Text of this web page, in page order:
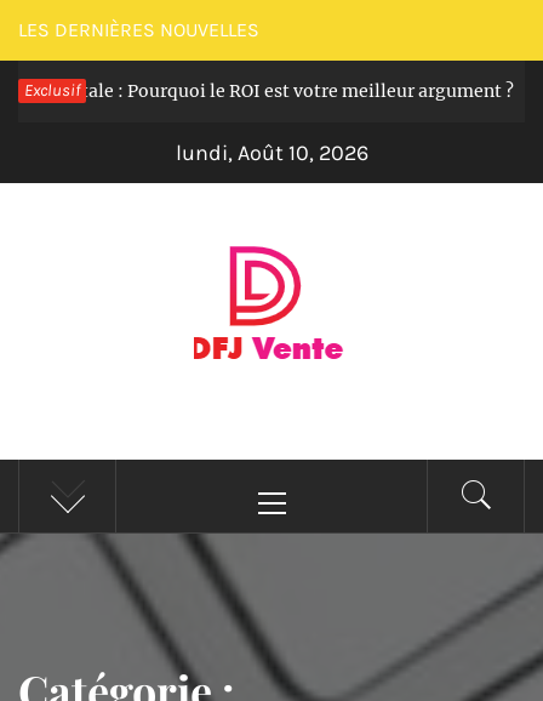
Passer
au
contenu
LES DERNIÈRES NOUVELLES
Exclusif
digitale : Pourquoi le ROI est votre meilleur argument ?
lundi, Août 10, 2026
DFJ MAGAZINE
Actualité en direct et informations en continu
principal